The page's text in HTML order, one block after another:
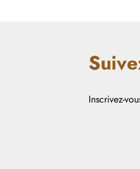
Inscrivez-